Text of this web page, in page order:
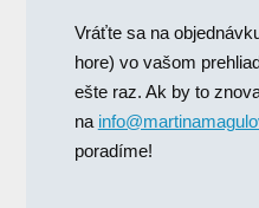
Vráťte sa na
hore) vo vašom
ešte raz. Ak by to
na
poradíme!